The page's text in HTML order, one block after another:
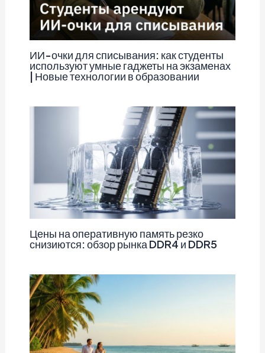
ИИ-очки для списывания: как студенты
используют умные гаджеты на экзаменах
| Новые технологии в образовании
Цены на оперативную память резко
снизиются: обзор рынка DDR4 и DDR5